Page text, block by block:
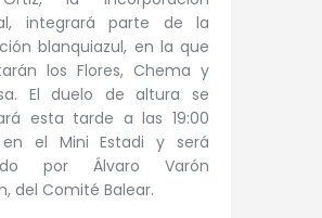
integrará parte de la
blanquiazul, en la que
los Flores, Chema y
El duelo de altura se
esta tarde a las 19:00
el Mini Estadi y será
por Álvaro Varón
del Comité Balear.